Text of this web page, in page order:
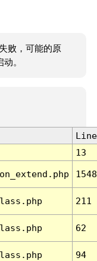
败，可能的原
。
Line
13
1548
211
62
94